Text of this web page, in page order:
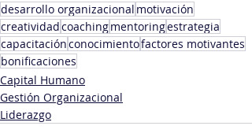
desarrollo organizacional motivación
creatividadcoachingmentoringestrategia
capacitaciónconocimientofactores motivantes
bonificaciones
Capital Humano
Gestión Organizacional
Liderazgo